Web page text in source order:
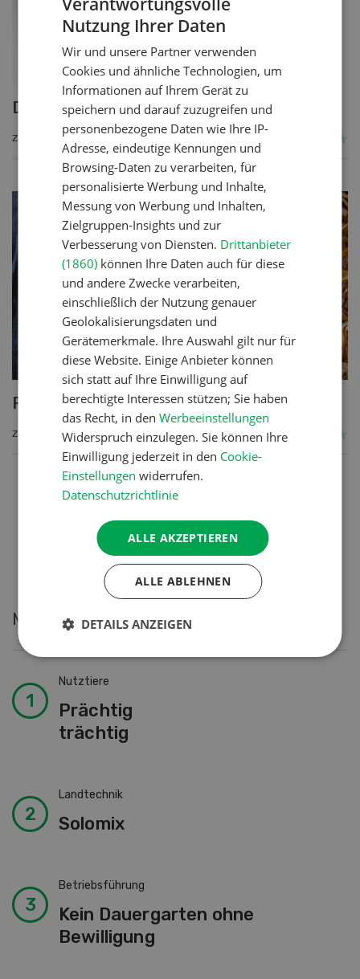
Dinkel-Brot
ZUM REZEPT
Rezept Orgelpfeifen
ZUM REZEPT
3of 70
Meistgelesene Artikel
Nutztiere
Prächtig
trächtig
Landtechnik
Solomix
Betriebsführung
Kein Dauergarten ohne
Bewilligung
Nutzung Ihrer Daten
Wir und unsere Partner verwenden
Cookies und ähnliche Technologien, um
Informationen auf Ihrem Gerät zu
speichern und darauf zuzugreifen und
personenbezogene Daten wie Ihre IP-
Adresse, eindeutige Kennungen und
Browsing-Daten zu verarbeiten, für
personalisierte Werbung und Inhalte,
Messung von Werbung und Inhalten,
Zielgruppen-Insights und zur
Verbesserung von Diensten. Drittanbieter
(1860) können Ihre Daten auch für diese
und andere Zwecke verarbeiten,
einschließlich der Nutzung genauer
Geolokalisierungsdaten und
Gerätemerkmale. Ihre Auswahl gilt nur für
diese Website. Einige Anbieter können
sich statt auf Ihre Einwilligung auf
berechtigte Interessen stützen; Sie haben
das Recht, in denWerbeeinstellungen
Widerspruch einzulegen. Sie können Ihre
Einwilligung jederzeit in den Cookie-
Einstellungen widerrufen.
Datenschutzrichtlinie
ALLE AKZEPTIEREN
ALLE ABLEHNEN
DETAILS ANZEIGEN